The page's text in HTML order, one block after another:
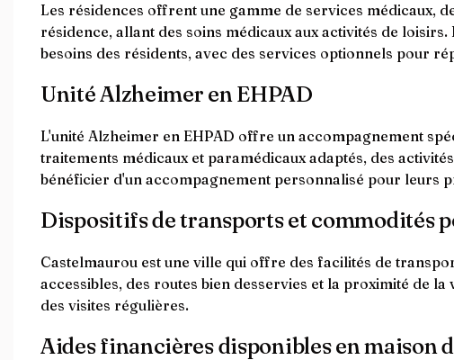
Les résidences offrent une gamme de services médicaux,
résidence, allant des soins médicaux aux activités de
besoins des résidents, avec des services optionnels pour
Unité Alzheimer en EHPAD
L'unité Alzheimer en EHPAD offre un accompagnement
traitements médicaux et paramédicaux adaptés, des
bénéficier d'un accompagnement personnalisé pour leurs
Dispositifs de transports et commodités
Castelmaurou est une ville qui offre des facilités de
accessibles, des routes bien desservies et la proximité de
des visites régulières.
Aides financières disponibles en maison